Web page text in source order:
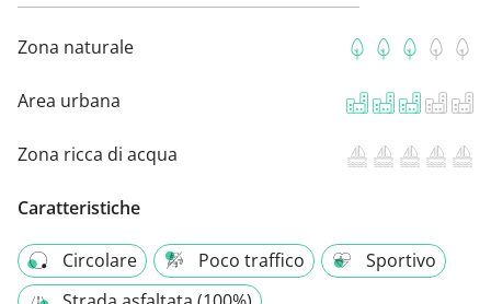
Zona naturale
Area urbana
Zona ricca di acqua
Caratteristiche
Circolare Poco traffico
Sportivo